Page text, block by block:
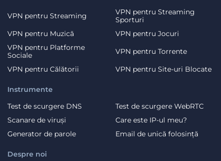
VPN pentru Streaming
VPN pentru Streaming
Sporturi
VPN pentru Muzică
VPN pentru Jocuri
VPN pentru Platforme
Sociale
VPN pentru Torrente
VPN pentru Călătorii
VPN pentru Site-uri Blocate
Despre noi
Instrumente
Test de scurgere DNS
Test de scurgere WebRTC
Scanare de viruși
Care este IP-ul meu?
Generator de parole
Email de unică folosință